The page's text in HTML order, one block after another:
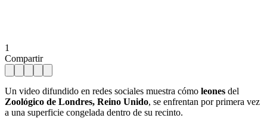
1
Compartir
Un video difundido en redes sociales muestra cómo leones del
Zoológico de Londres, Reino Unido, se enfrentan por primera vez
a una superficie congelada dentro de su recinto.